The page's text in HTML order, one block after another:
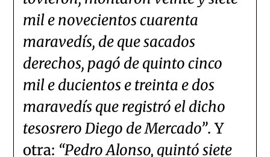
mil e novecientos cuarenta
maravedís, de que sacados
derechos, pagó de quinto cinco
mil e ducientos e treinta e dos
maravedís que registró el dicho
tesosrero Diego de Mercado”. Y
otra: “Pedro Alonso, quintó siete